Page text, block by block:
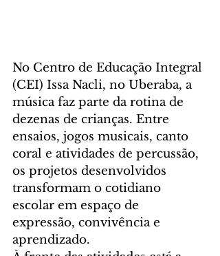
No Centro de Educação Integral
(CEI) Issa Nacli, no Uberaba, a
música faz parte da rotina de
dezenas de crianças. Entre
ensaios, jogos musicais, canto
coral e atividades de percussão,
os projetos desenvolvidos
transformam o cotidiano
escolar em espaço de
expressão, convivência e
aprendizado.